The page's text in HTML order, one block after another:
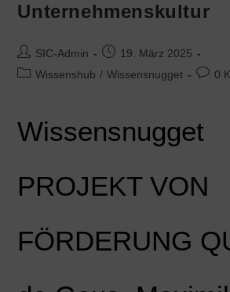
Unternehmenskultur
SIC-Admin
19. März 2025
Wissenshub / Wissensnugget 0
Wissensnugget
PROJEKT VON
FÖRDERUNG